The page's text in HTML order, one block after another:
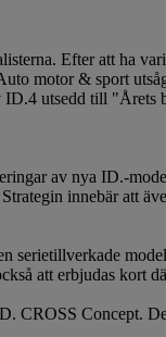
Efter att ha
motor & sport
ID.4 utsedd till "Årets
av nya ID.-
innebär att
att erbjudas kort
Concept.